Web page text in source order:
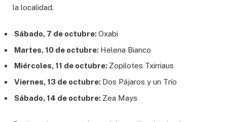
la localidad.
Sábado, 7 de octubre:Oxabi
Martes, 10 de octubre: Helena Bianco
Miércoles, 11 de octubre: Zopilotes Txirriaus
Viernes, 13 de octubre: Dos Pájaros y un Trío
Sábado, 14 de octubre: Zea Mays